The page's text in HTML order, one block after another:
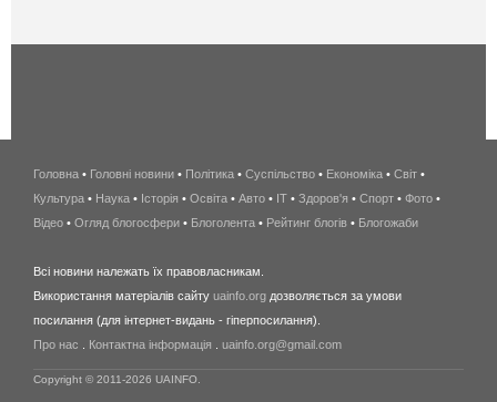
беспроводной
интернет
киев
wimax
в
Головна • Головні новини • Політика • Суспільство • Економіка • Світ •
Культура • Наука • Історія • Освіта • Авто • IT • Здоров'я • Спорт • Фото •
Відео • Огляд блогосфери • Блоголента • Рейтинг блогів • Блогожаби
Всі новини належать їх правовласникам.
Використання матеріалів сайту uainfo.org дозволяється за умови
посилання (для інтернет-видань - гіперпосилання).
Про нас
Контактна інформація uainfo.org@gmail.com
Copyright © 2011-2026 UAINFO.